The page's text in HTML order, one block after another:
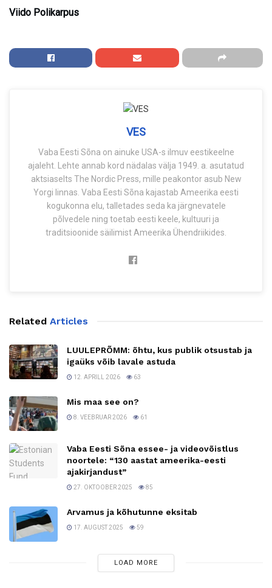
Viido Polikarpus
VES
Vaba Eesti Sõna on ainuke USA-s ilmuv eestikeelne
ajaleht. Lehte annab kord nädalas välja 1949. a. asutatud
aktsiaselts The Nordic Press, mille peakontor asub New
Yorgi linnas. Vaba Eesti Sõna kajastab Ameerika eesti
kogukonna elu, talletades seda ka järgnevatele
põlvedele ning toetab eesti keele, kultuuri ja
traditsioonide säilimist Ameerika Ühendriikides.
Related Articles
LUULEPRÕMM: õhtu, kus publik otsustab ja
igaüks võib lavale astuda
12. APRILL 2026 63
Mis maa see on?
8. VEEBRUAR 2026 61
Vaba Eesti Sõna essee- ja videovõistlus
noortele: “130 aastat ameerika-eesti
ajakirjandust”
27. OKTOOBER 2025 85
Arvamus ja kõhutunne eksitab
17. AUGUST 2025 59
LOAD MORE